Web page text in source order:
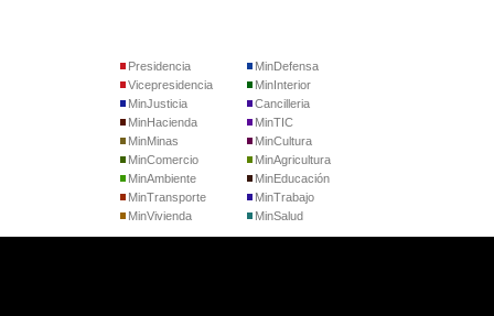
Presidencia
Vicepresidencia
MinJusticia
MinDefensa
MinInterior
Cancilleria
MinHacienda
MinMinas
MinComercio
MinTIC
MinCultura
MinAgricultura
MinAmbiente
MinTransporte
MinVivienda
MinEducación
MinTrabajo
MinSalud